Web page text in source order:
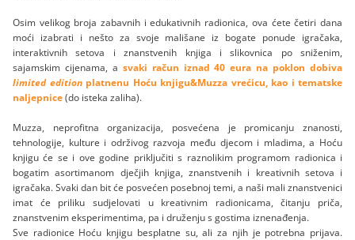
Osim velikog broja zabavnih i edukativnih radionica, ova ćete četiri dana
moći izabrati i nešto za svoje mališane iz bogate ponude igračaka,
interaktivnih setova i znanstvenih knjiga i slikovnica po sniženim,
sajamskim cijenama, a svaki račun iznad 40 eura na poklon dobiva
limited editionplatnenu Hoću knjigu&Muzza vrećicu, kao i tematske
naljepnice(do isteka zaliha).
Muzza, neprofitna organizacija, posvećena je promicanju znanosti,
tehnologije, kulture i održivog razvoja među djecom i mladima, a Hoću
knjigu će se i ove godine priključiti s raznolikim programom radionica i
bogatim asortimanom dječjih knjiga, znanstvenih i kreativnih setova i
igračaka. Svaki dan bit će posvećen posebnoj temi, a naši mali znanstvenici
imat će priliku sudjelovati u kreativnim radionicama, čitanju priča,
znanstvenim eksperimentima, pa i druženju s gostima iznenađenja.
Sve radionice Hoću knjigu besplatne su, ali za njih je potrebna prijava.